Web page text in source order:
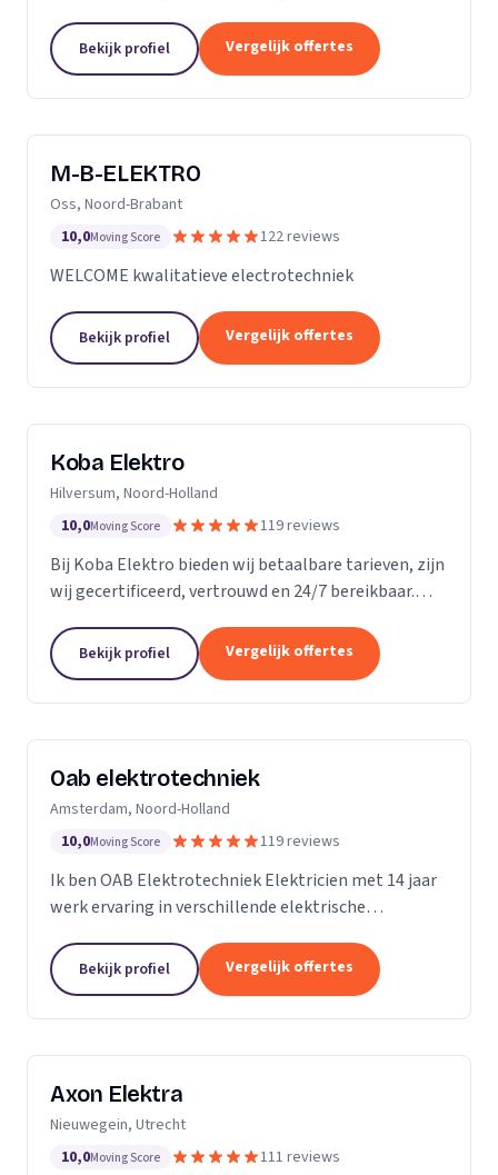
Bekijk profiel Vergelijk offertes
M-B-ELEKTRO
Oss, Noord-Brabant
10,0Moving Score 122 reviews
WELCOME kwalitatieve electrotechniek
Bekijk profiel Vergelijk offertes
Koba Elektro
Hilversum, Noord-Holland
10,0Moving Score 119 reviews
Bij Koba Elektro bieden wij betaalbare tarieven, zijn
wij gecertificeerd, vertrouwd en 24/7 bereikbaar.
problemen snel worden opgelost.
Bekijk profiel Vergelijk offertes
Oab elektrotechniek
Amsterdam, Noord-Holland
10,0Moving Score 119 reviews
Ik ben OAB Elektrotechniek Elektricien met 14 jaar
werk ervaring in verschillende elektrische
groepenkasten noem het maar op bijna alles
Bekijk profiel Vergelijk offertes
Axon Elektra
Nieuwegein, Utrecht
10,0Moving Score 111 reviews